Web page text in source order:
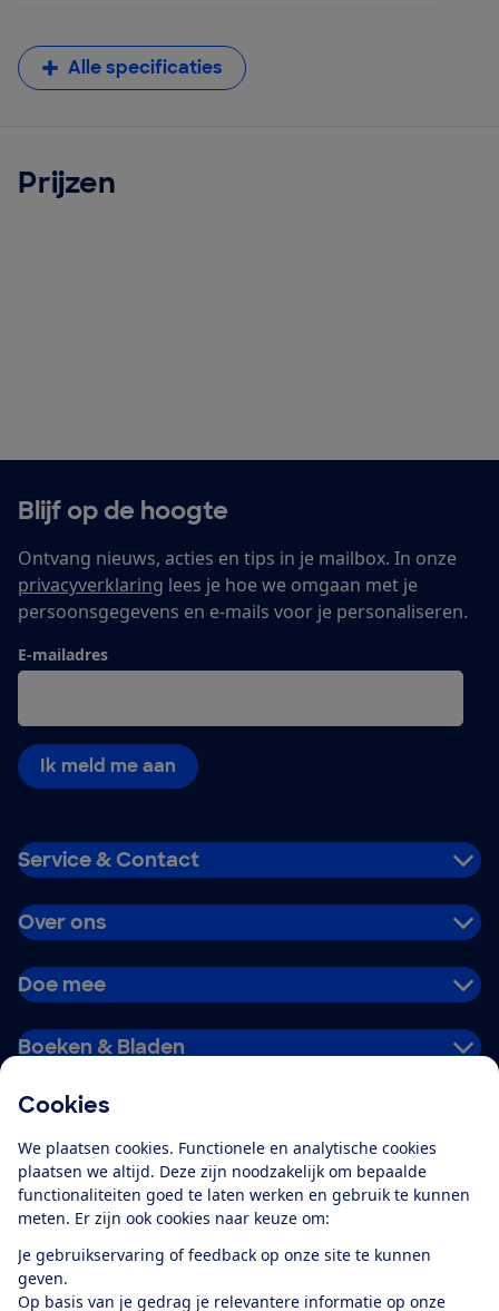
Cookies
We plaatsen cookies. Functionele en analytische cookies
plaatsen we altijd. Deze zijn noodzakelijk om bepaalde
functionaliteiten goed te laten werken en gebruik te kunnen
meten. Er zijn ook cookies naar keuze om:
Je gebruikservaring of feedback op onze site te kunnen
geven.
Op basis van je gedrag je relevantere informatie op onze
Alle specificaties
Prijzen
Blijf op de hoogte
Ontvang nieuws, acties en tips in je mailbox. In onze
privacyverklaring lees je hoe we omgaan met je
persoonsgegevens en e-mails voor je personaliseren.
E-mailadres
Ik meld me aan
Service & Contact
Over ons
Doe mee
Boeken & Bladen
Alles over de
app